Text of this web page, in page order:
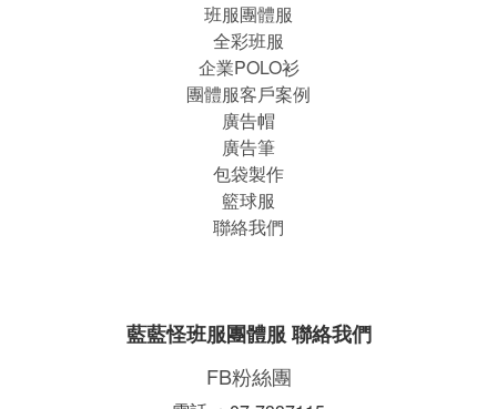
班服團體服
全彩班服
企業POLO衫
團體服客戶案例
廣告帽
廣告筆
包袋製作
籃球服
聯絡我們
藍藍怪班服團體服 聯絡我們
FB粉絲團